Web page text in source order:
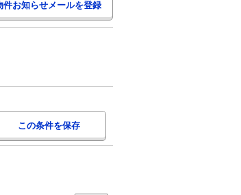
この条件を保存